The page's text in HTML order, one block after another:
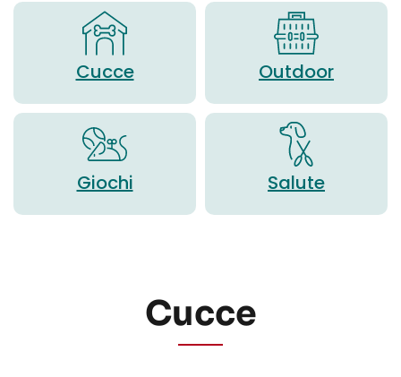
Cucce Outdoor
Giochi Salute
Cucce